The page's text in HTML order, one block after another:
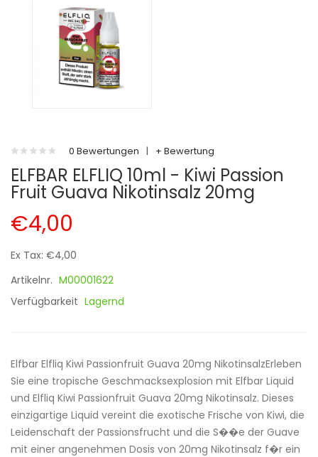
0 Bewertungen | + Bewertung
ELFBAR ELFLIQ 10ml - Kiwi Passion
Fruit Guava Nikotinsalz 20mg
€4,00
Ex Tax: €4,00
Artikelnr. M00001622
Verfügbarkeit Lagernd
Elfbar Elfliq Kiwi Passionfruit Guava 20mg NikotinsalzErleben
Sie eine tropische Geschmacksexplosion mit Elfbar Liquid
und Elfliq Kiwi Passionfruit Guava 20mg Nikotinsalz. Dieses
einzigartige Liquid vereint die exotische Frische von Kiwi, die
Leidenschaft der Passionsfrucht und die S��e der Guave
mit einer angenehmen Dosis von 20mg Nikotinsalz f�r ein